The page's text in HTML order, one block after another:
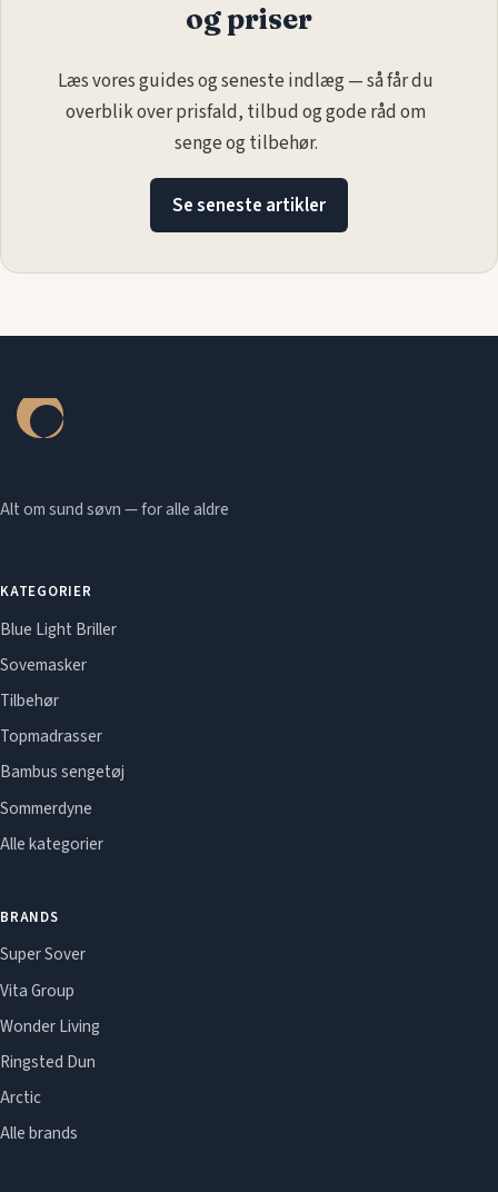
og priser
Læs vores guides og seneste indlæg — så får du
overblik over prisfald, tilbud og gode råd om
senge og tilbehør.
Se seneste artikler
Alt om sund søvn — for alle aldre
KATEGORIER
Blue Light Briller
Sovemasker
Tilbehør
Topmadrasser
Bambus sengetøj
Sommerdyne
Alle kategorier
BRANDS
Super Sover
Vita Group
Wonder Living
Ringsted Dun
Arctic
Alle brands